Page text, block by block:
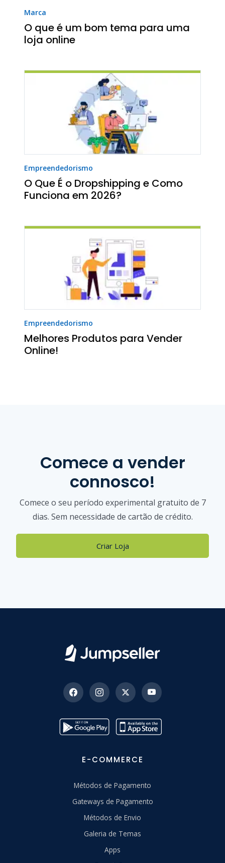
Marca
O que é um bom tema para uma
loja online
Empreendedorismo
O Que É o Dropshipping e Como
Funciona em 2026?
Empreendedorismo
Melhores Produtos para Vender
Online!
Comece a vender
connosco!
Comece o seu período experimental gratuito de 7
dias. Sem necessidade de cartão de crédito.
Criar Loja
E-COMMERCE
Métodos de Pagamento
Gateways de Pagamento
Métodos de Envio
Galeria de Temas
Apps